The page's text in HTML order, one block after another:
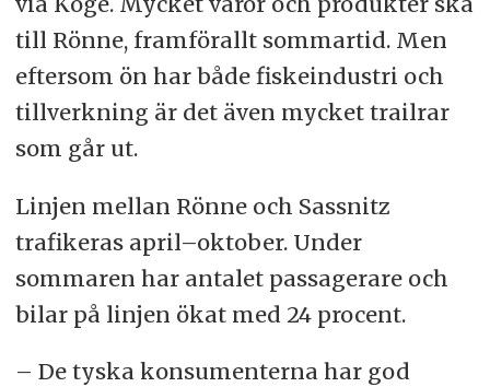
till Rönne, framförallt sommartid. Men
eftersom ön har både fiskeindustri och
tillverkning är det även mycket trailrar
som går ut.
Linjen mellan Rönne och Sassnitz
trafikeras april–oktober. Under
sommaren har antalet passagerare och
bilar på linjen ökat med 24 procent.
– De tyska konsumenterna har god